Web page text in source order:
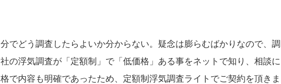
でどう調査したらよいか分からない。疑念は膨らむばかりなので、調
の浮気調査が「定額制」で「低価格」ある事をネットで知り、相談に
で内容も明確であったため、定額制浮気調査ライトでご契約を頂きま